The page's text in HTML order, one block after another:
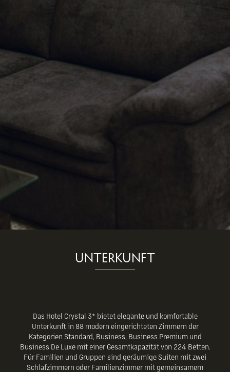
UNTERKUNFT
Das Hotel Crystal 3* bietet elegante und komfortable
Unterkunft in 88 modern eingerichteten Zimmern der
Kategorien Standard, Business, Business Premium und
Business De Luxe mit einer Gesamtkapazität von 224 Betten.
Für Familien und Gruppen sind geräumige Suiten mit zwei
Schlafzimmern oder Familienzimmer mit gemeinsamem